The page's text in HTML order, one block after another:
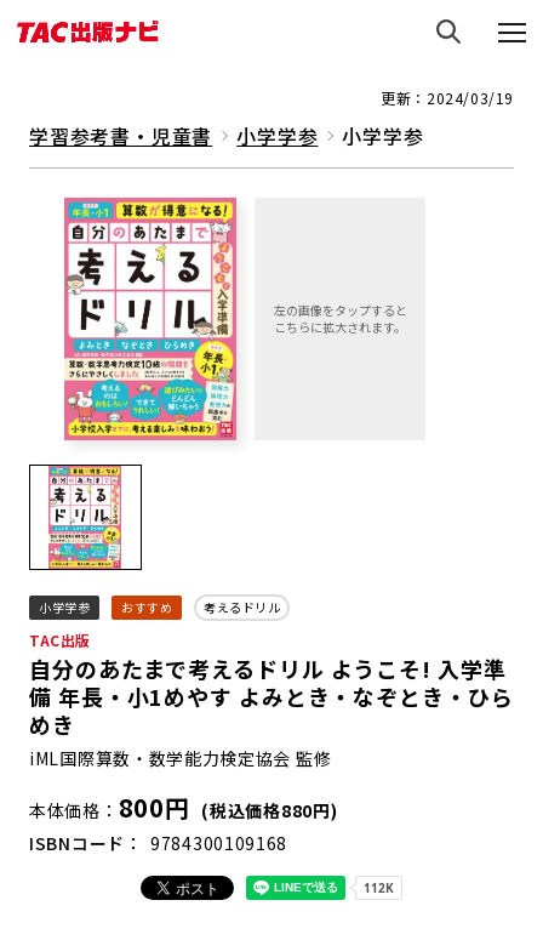
更新：2024/03/19
学習参考書・児童書 小学学参 小学学参
小学学参 おすすめ 考えるドリル
TAC出版
自分のあたまで考えるドリル ようこそ! 入学準
備 年長・小1めやす よみとき・なぞとき・ひら
めき
iML国際算数・数学能力検定協会 監修
本体価格 800円 (税込価格880円)
ISBNコード
9784300109168